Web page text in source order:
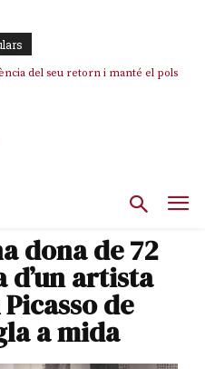
del seu retorn i manté el pols
“efecte crida” massiu per la seva
dona de 72
d’un artista
de
a mida